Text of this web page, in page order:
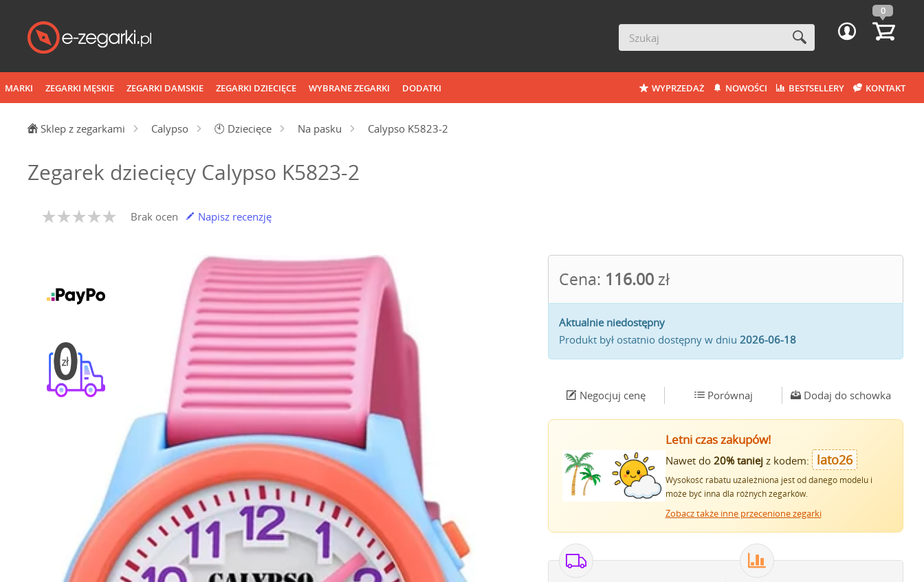
0
MARKI ZEGARKI MĘSKIE ZEGARKI DAMSKIE ZEGARKI DZIECIĘCE WYBRANE ZEGARKI DODATKI WYPRZEDAŻ NOWOŚCI BESTSELLERY KONTAKT
Sklep z zegarkami Calypso 🕙 Dziecięce Na pasku Calypso K5823-2
Zegarek dziecięcy Calypso K5823-2
Brak ocen Napisz recenzję
Cena: 116.00 zł
Aktualnie niedostępny
Produkt był ostatnio dostępny w dniu 2026-06-18
Negocjuj cenę Porównaj Dodaj do schowka
Letni czas zakupów!
Nawet do 20% taniejz kodem: lato26
Wysokość rabatu uzależniona jest od danego modelu i
może być inna dla różnych zegarków.
Zobacz także inne przecenione zegarki